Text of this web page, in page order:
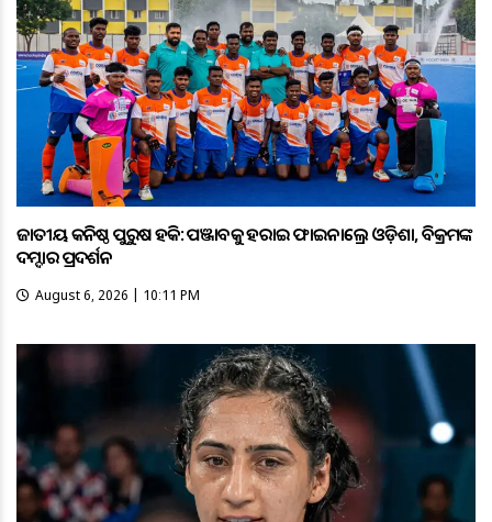
ଜାତୀୟ କନିଷ୍ଠ ପୁରୁଷ ହକି: ପଞ୍ଜାବକୁ ହରାଇ ଫାଇନାଲ୍ରେ ଓଡ଼ିଶା, ବିକ୍ରମଙ୍କ
ଦମ୍ଦାର ପ୍ରଦର୍ଶନ
August 6, 2026 | 10:11 PM